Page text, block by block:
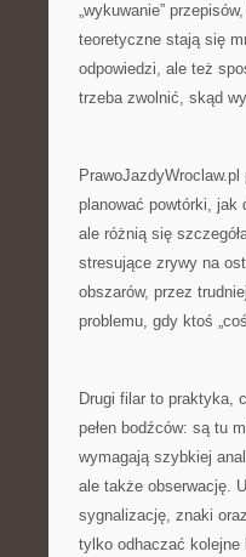
„wykuwanie”
teoretyczne stają się
odpowiedzi, ale też
trzeba zwolnić, skąd
planować powtórki, jak
ale różnią się
stresujące zrywy na
obszarów, przez
problemu, gdy ktoś
Drugi filar to praktyka,
pełen bodźców: są tu
wymagają szybkiej
ale także obserwację.
sygnalizację, znaki
tylko odhaczać kolejne